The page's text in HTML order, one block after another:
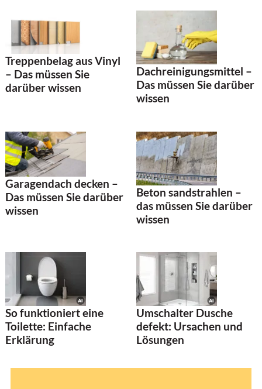
Treppenbelag aus Vinyl
– Das müssen Sie
darüber wissen
Dachreinigungsmittel –
Das müssen Sie darüber
wissen
Garagendach decken –
Das müssen Sie darüber
wissen
Beton sandstrahlen –
das müssen Sie darüber
wissen
So funktioniert eine
Toilette: Einfache
Erklärung
Umschalter Dusche
defekt: Ursachen und
Lösungen